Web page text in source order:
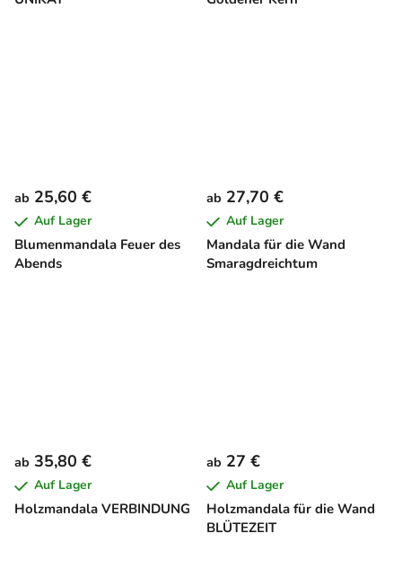
Blumenmandala Feuer des
Abends
ab 25,60 €
Auf Lager
Mandala für die Wand
Smaragdreichtum
ab 27,70 €
Auf Lager
Holzmandala VERBINDUNG
ab 35,80 €
Auf Lager
Holzmandala für die Wand
BLÜTEZEIT
ab 27 €
Auf Lager